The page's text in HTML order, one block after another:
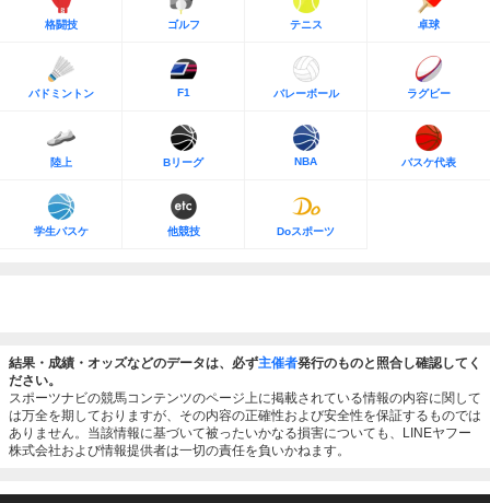
格闘技 ゴルフ テニス 卓球
バドミントン F1 バレーボール ラグビー
陸上 Bリーグ NBA バスケ代表
学生バスケ 他競技 Doスポーツ
結果・成績・オッズなどのデータは、必ず主催者発行のものと照合し確認してく
ださい。
スポーツナビの競馬コンテンツのページ上に掲載されている情報の内容に関して
は万全を期しておりますが、その内容の正確性および安全性を保証するものでは
ありません。当該情報に基づいて被ったいかなる損害についても、LINEヤフー
株式会社および情報提供者は一切の責任を負いかねます。